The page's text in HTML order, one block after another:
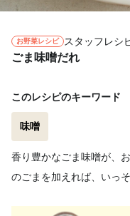
お野菜レシピ スタッフレシ
ごま味噌だれ
このレシピのキーワード
味噌
香り豊かなごま味噌が、
のごまを加えれば、いっそ